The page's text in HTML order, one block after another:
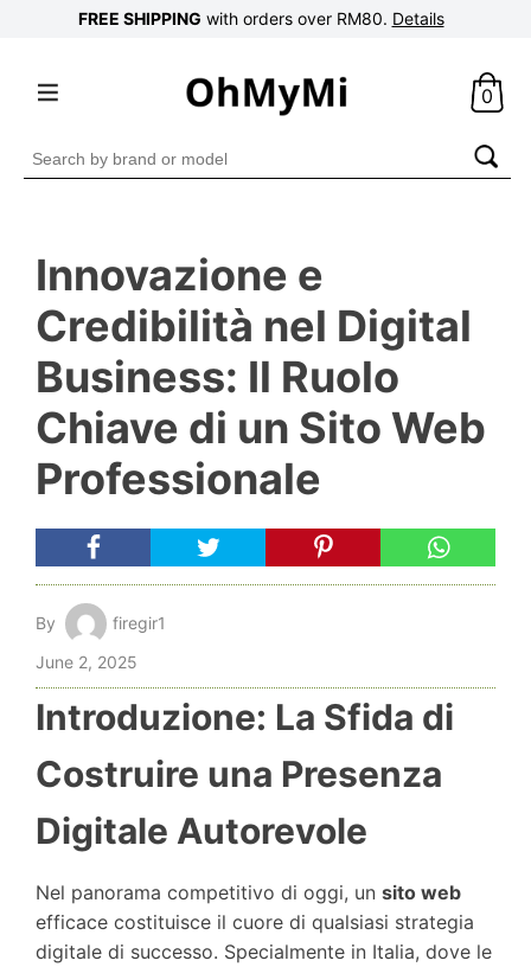
FREE SHIPPING with orders over RM80. Details
0
Search
for:
Innovazione e
Credibilità nel Digital
Business: Il Ruolo
Chiave di un Sito Web
Professionale
By
firegir1
June 2, 2025
Introduzione: La Sfida di
Costruire una Presenza
Digitale Autorevole
Nel panorama competitivo di oggi, un sito web
efficace costituisce il cuore di qualsiasi strategia
digitale di successo. Specialmente in Italia, dove le